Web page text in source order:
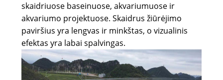
skaidriuose baseinuose, akvariumuose ir
akvariumo projektuose. Skaidrus žiūrėjimo
paviršius yra lengvas ir minkštas, o vizualinis
efektas yra labai spalvingas.